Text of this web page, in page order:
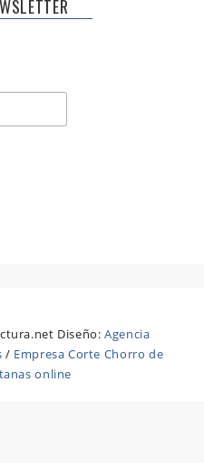
Diseño:Agencia
/ Empresa Corte Chorro de
online